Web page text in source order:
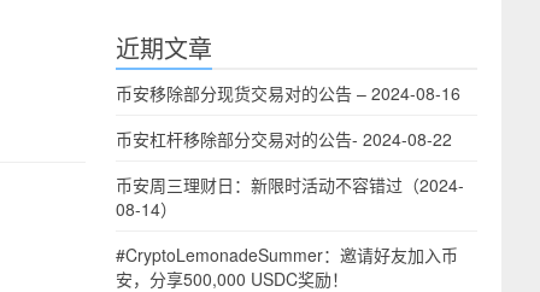
近期文章
币安移除部分现货交易对的公告 – 2024-08-16
币安杠杆移除部分交易对的公告- 2024-08-22
币安周三理财日：新限时活动不容错过（2024-
08-14）
#CryptoLemonadeSummer：邀请好友加入币
安，分享500,000 USDC奖励！